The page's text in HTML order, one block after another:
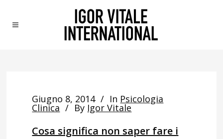
Giugno 8, 2014 In Psicologia
Clinica By Igor Vitale
Cosa significa non saper fare i